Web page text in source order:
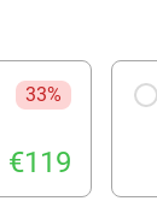
33%
€119